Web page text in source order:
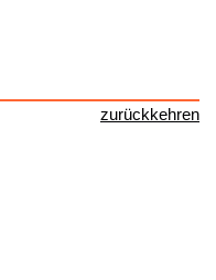
zurückkehren